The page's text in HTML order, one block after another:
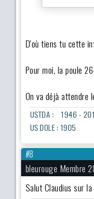
D'où tiens tu cette
Pour moi, la poule
On va déjà attendre
USTDA : 1946 -
US DOLE : 1905
#8
bleurouge Membre
Salut Claudius sur